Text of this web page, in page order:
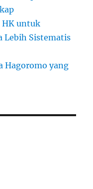
HK untuk
Lebih Sistematis
Hagoromo yang